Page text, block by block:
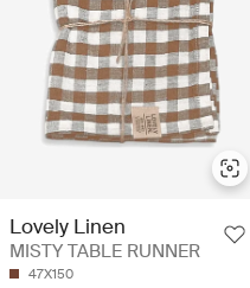
Lovely Linen
MISTY TABLE RUNNER
47X150